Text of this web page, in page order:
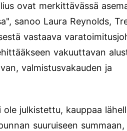
ovat merkittävässä
sanoo Laura Reynolds,
vastaava
vakuuttavan
valmistusvakauden ja
julkistettu, kauppaa
suuruiseen summaan,